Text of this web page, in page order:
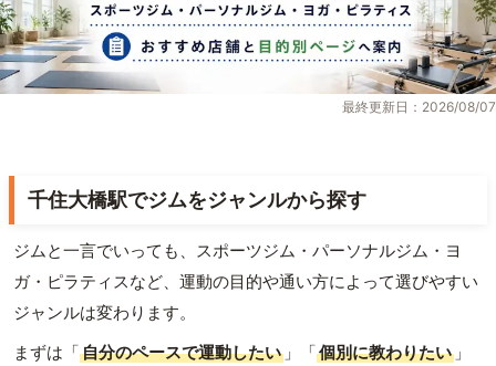
最終更新日：2026/08/07
千住大橋駅でジムをジャンルから探す
ジムと一言でいっても、スポーツジム・パーソナルジム・ヨ
ガ・ピラティスなど、運動の目的や通い方によって選びやすい
ジャンルは変わります。
まずは「自分のペースで運動したい 」「個別に教わりたい 」